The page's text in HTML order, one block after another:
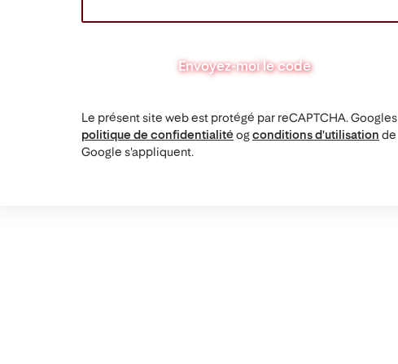
Envoyez-moi le code
Le présent site web est protégé par reCAPTCHA. Googles
politique de confidentialitéogconditions d'utilisation de
Google s'appliquent.